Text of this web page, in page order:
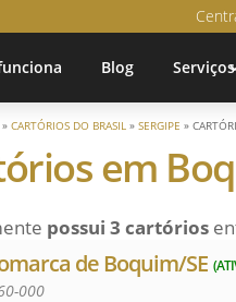
Blog Serviços
»CARTÓRIOS DO BRASIL »SERGIPE »
em
possui 3 cartórios
de Boquim/SE
000